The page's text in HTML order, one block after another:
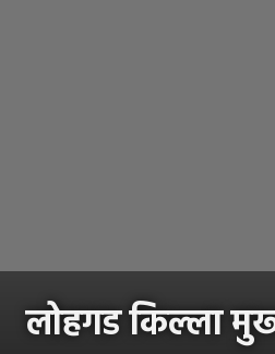
लोहगड किल्ला